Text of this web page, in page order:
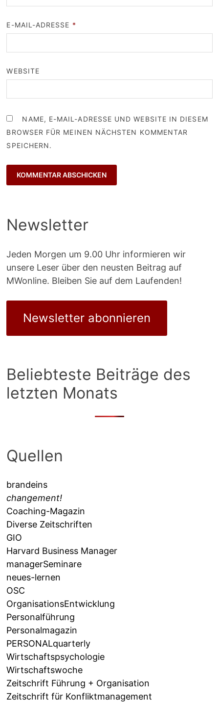
E-MAIL-ADRESSE *
WEBSITE
NAME, E-MAIL-ADRESSE UND WEBSITE IN DIESEM
BROWSER FÜR MEINEN NÄCHSTEN KOMMENTAR
SPEICHERN.
Newsletter
Jeden Morgen um 9.00 Uhr informieren wir
unsere Leser über den neusten Beitrag auf
MWonline. Bleiben Sie auf dem Laufenden!
Newsletter abonnieren
Beliebteste Beiträge des
letzten Monats
Quellen
brandeins
changement!
Coaching-Magazin
Diverse Zeitschriften
GIO
Harvard Business Manager
managerSeminare
neues-lernen
OSC
OrganisationsEntwicklung
Personalführung
Personalmagazin
PERSONALquarterly
Wirtschaftspsychologie
Wirtschaftswoche
Zeitschrift Führung + Organisation
Zeitschrift für Konfliktmanagement